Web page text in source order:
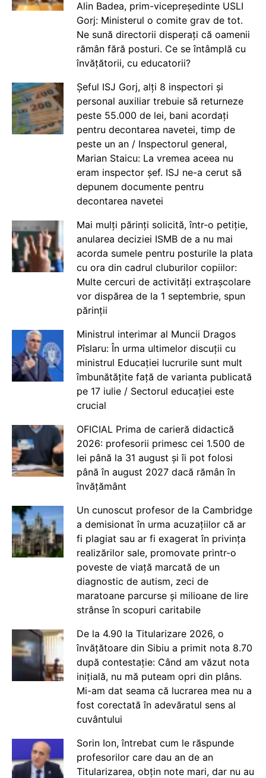
Alin Badea, prim-vicepreședinte USLI
Gorj: Ministerul o comite grav de tot.
Ne sună directorii disperați că oamenii
rămân fără posturi. Ce se întâmplă cu
învățătorii, cu educatorii?
Șeful ISJ Gorj, alți 8 inspectori și
personal auxiliar trebuie să returneze
peste 55.000 de lei, bani acordați
pentru decontarea navetei, timp de
peste un an / Inspectorul general,
Marian Staicu: La vremea aceea nu
eram inspector șef. ISJ ne-a cerut să
depunem documente pentru
decontarea navetei
Mai mulți părinți solicită, într-o petiție,
anularea deciziei ISMB de a nu mai
acorda sumele pentru posturile la plata
cu ora din cadrul cluburilor copiilor:
Multe cercuri de activități extrașcolare
vor dispărea de la 1 septembrie, spun
părinții
Ministrul interimar al Muncii Dragos
Pîslaru: În urma ultimelor discuții cu
ministrul Educației lucrurile sunt mult
îmbunătățite față de varianta publicată
pe 17 iulie / Sectorul educației este
crucial
OFICIAL Prima de carieră didactică
2026: profesorii primesc cei 1.500 de
lei până la 31 august și îi pot folosi
până în august 2027 dacă rămân în
învățământ
Un cunoscut profesor de la Cambridge
a demisionat în urma acuzațiilor că ar
fi plagiat sau ar fi exagerat în privința
realizărilor sale, promovate printr-o
poveste de viață marcată de un
diagnostic de autism, zeci de
maratoane parcurse și milioane de lire
strânse în scopuri caritabile
De la 4.90 la Titularizare 2026, o
învățătoare din Sibiu a primit nota 8.70
după contestație: Când am văzut nota
inițială, nu mă puteam opri din plâns.
Mi-am dat seama că lucrarea mea nu a
fost corectată în adevăratul sens al
cuvântului
Sorin Ion, întrebat cum le răspunde
profesorilor care dau an de an
Titularizarea, obțin note mari, dar nu au